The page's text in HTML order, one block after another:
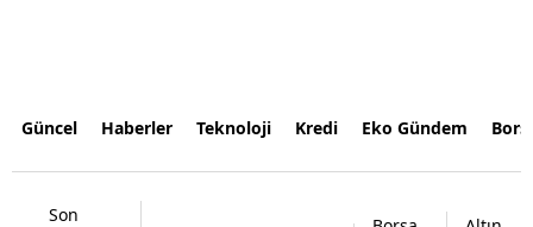
Güncel Haberler Teknoloji Kredi Eko Gündem
Son